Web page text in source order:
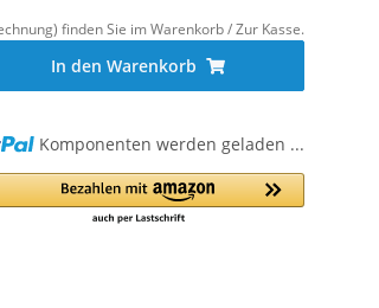
finden Sie im Warenkorb / Zur Kasse.
In den Warenkorb
Komponenten werden geladen ...